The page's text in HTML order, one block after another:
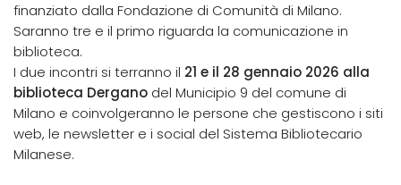
finanziato dalla Fondazione di Comunità di Milano.
Saranno tre e il primo riguarda la comunicazione in
biblioteca.
I due incontri si terranno il 21 e il 28 gennaio 2026 alla
biblioteca Dergano del Municipio 9 del comune di
Milano e coinvolgeranno le persone che gestiscono i siti
web, le newsletter e i social del Sistema Bibliotecario
Milanese.